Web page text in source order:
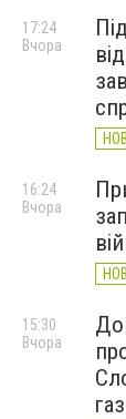
17:24
Вчора
16:24
Вчора
газ
15:30
Вчора